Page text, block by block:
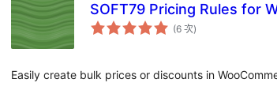
SOFT79 Pricing Rules for
(6 次評
分)
Easily create bulk prices or discounts in